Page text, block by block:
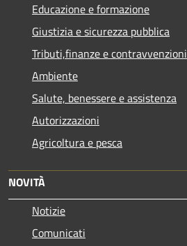
Educazione e formazione
Giustizia e sicurezza pubblica
Tributi,finanze e contravvenzioni
Ambiente
Salute, benessere e assistenza
Autorizzazioni
Agricoltura e pesca
NOVITÀ
Notizie
Comunicati